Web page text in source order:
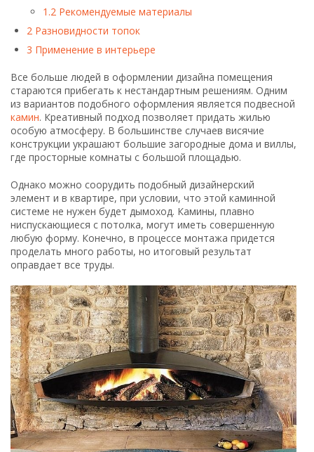
1.2 Рекомендуемые материалы
2 Разновидности топок
3 Применение в интерьере
Все больше людей в оформлении дизайна помещения
стараются прибегать к нестандартным решениям. Одним
из вариантов подобного оформления является подвесной
камин. Креативный подход позволяет придать жилью
особую атмосферу. В большинстве случаев висячие
конструкции украшают большие загородные дома и виллы,
где просторные комнаты с большой площадью.
Однако можно соорудить подобный дизайнерский
элемент и в квартире, при условии, что этой каминной
системе не нужен будет дымоход. Камины, плавно
ниспускающиеся с потолка, могут иметь совершенную
любую форму. Конечно, в процессе монтажа придется
проделать много работы, но итоговый результат
оправдает все труды.